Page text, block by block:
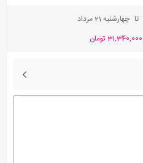
تا چهارشنبه 21 مرداد
31,340,000 تومان